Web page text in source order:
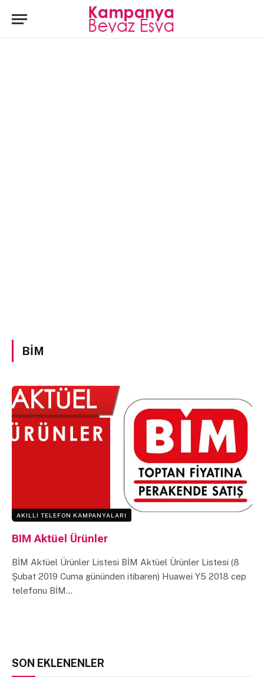
BIM
AKILLI TELEFON KAMPANYALARI
BIM Aktüel Ürünler
BİM Aktüel Ürünler Listesi BİM Aktüel Ürünler Listesi (8
Şubat 2019 Cuma gününden itibaren) Huawei Y5 2018 cep
telefonu BİM…
SON EKLENENLER